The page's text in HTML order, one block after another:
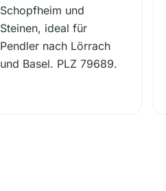
Schopfheim und
Steinen, ideal für
Pendler nach Lörrach
und Basel. PLZ 79689.